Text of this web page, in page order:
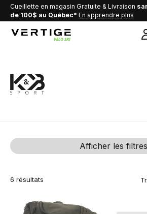
Cueillette en magasin Gratuite & Livraison
de 100$ au Québec* En apprendre plus
K&B
Afficher les filtres
6 résultats